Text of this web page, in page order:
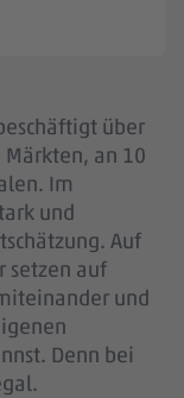
über
an 10
Im
und
Auf
setzen auf
und
Denn bei